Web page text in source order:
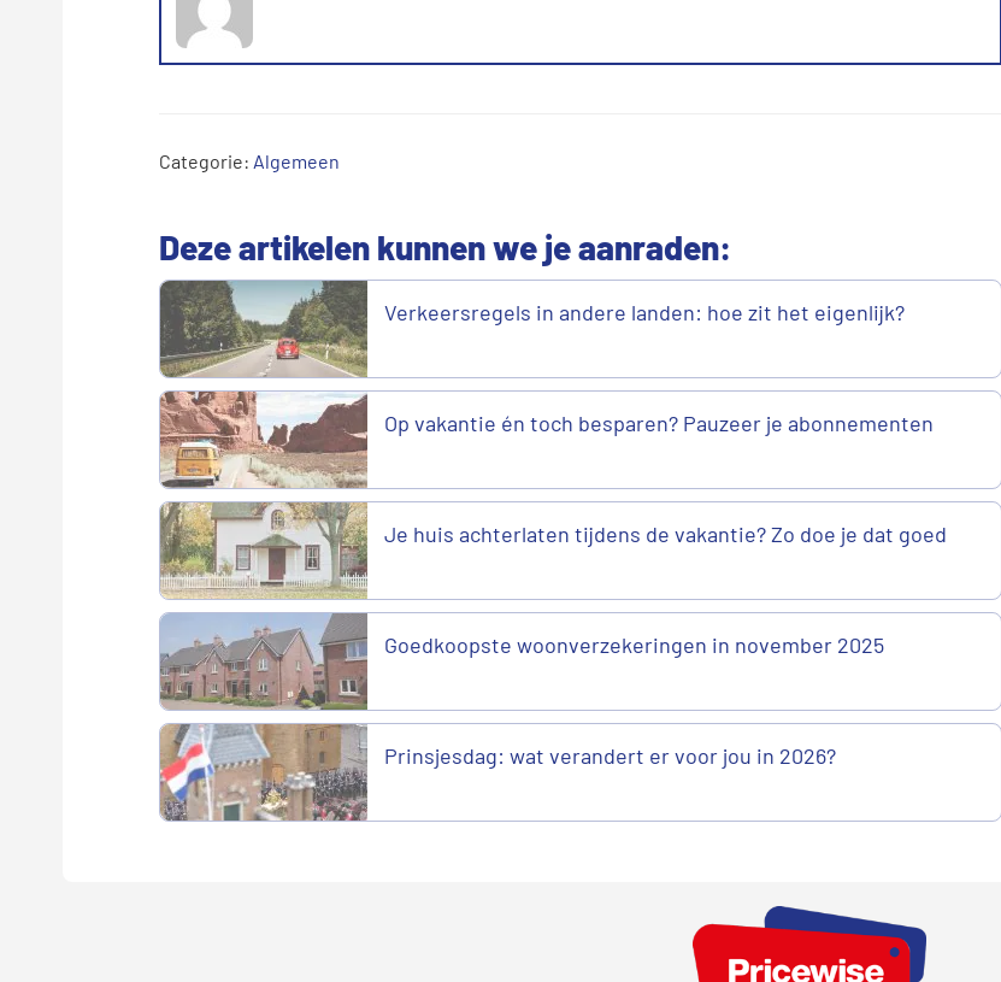
Categorie: Algemeen
Deze artikelen kunnen we je aanraden:
Verkeersregels in andere landen: hoe zit het eigenlijk?
Op vakantie én toch besparen? Pauzeer je abonnementen
Je huis achterlaten tijdens de vakantie? Zo doe je dat goed
Goedkoopste woonverzekeringen in november 2025
Prinsjesdag: wat verandert er voor jou in 2026?